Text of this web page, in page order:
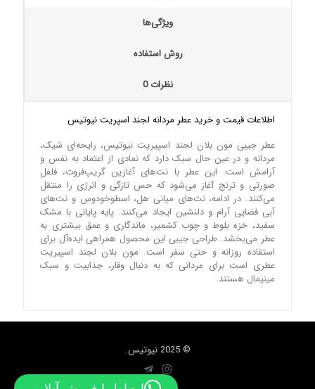
ویژگی‌ها
روش استفاده
نظرات0
اطلاعات قیمت و خرید عطر مردانه لجند اسپریت نیوتیس
عطر جیبی مون بلان لجند اسپیریت نیوتیس، رایحه‌ای شیک،
مردانه و در عین حال سبک دارد که نمادی از اعتماد به نفس و
آرامش است. این عطر با نت‌های آغازین گریپ‌فروت، فلفل
صورتی و ترنج آغاز می‌شود که حس تازگی و انرژی را منتقل
می‌کنند. در ادامه، نت‌های میانی هل، اسطوخودوس و نت‌های
آبی فضایی آرام و دلنشین ایجاد می‌کنند. پایه پایانی با مشک
سفید، خزه بلوط و چوب کشمیر، ماندگاری و عمق بیشتری به
عطر می‌بخشد. طراحی جیبی این محصول همراهی ایده‌آل برای
استفاده روزانه و حتی سفر است. مون بلان لجند اسپیریت
عطری است برای مردانی که به دنبال وقار، جذابیت و سبک
مینیمال هستند.
© 2025 نیوتیس.